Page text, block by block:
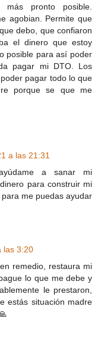
pronto posible.
agobian. Permite que
debo, que confiaron
el dinero que estoy
posible para así poder
pagar mi DTO. Los
pagar todo lo que
porque se que me
a las 21:31
a sanar mi
para construir mi
me puedas ayudar
las 3:20
remedio, restaura mi
lo que me debe y
le prestaron,
estás situación madre